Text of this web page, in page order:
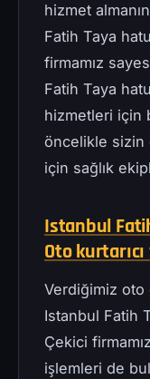
hizmet
Fatih Taya
firmamız
Fatih Taya
hizmetleri için
öncelikle sizin
için sağlık
Istanbul
Oto
Verdiğimiz oto
Istanbul Fatih
Çekici
işlemleri de